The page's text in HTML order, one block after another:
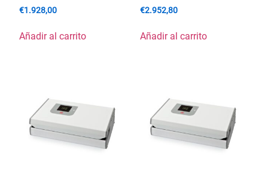
€1.928,00
Añadir al carrito
€2.952,80
Añadir al carrito